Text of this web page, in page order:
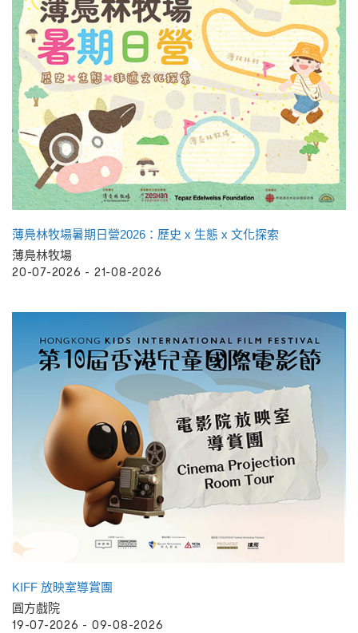
薄鳧林牧場暑期日營2026：歷史 x 生態 x 文化探索
薄鳧林牧場
20-07-2026 - 21-08-2026
KIFF 放映室導賞團
圓方戲院
19-07-2026 - 09-08-2026